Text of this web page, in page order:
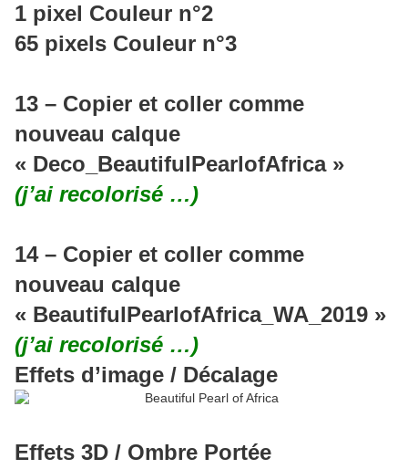
1 pixel Couleur n°2
65 pixels Couleur n°3
13 – Copier et coller comme
nouveau calque
« Deco_BeautifulPearlofAfrica »
(j’ai recolorisé …)
14 – Copier et coller comme
nouveau calque
« BeautifulPearlofAfrica_WA_2019 »
(j’ai recolorisé …)
Effets d’image / Décalage
Effets 3D / Ombre Portée